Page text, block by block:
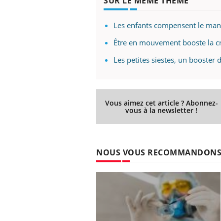
Les enfants compensent le
Être en mouvement booste la
Les petites siestes, un booster
Vous aimez cet article ? Abonnez-
vous à la newsletter !
NOUS VOUS RECOMMANDONS
Carence en fer : comprendre pour
Youtube